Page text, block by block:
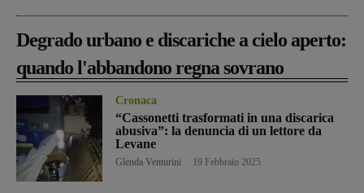
Degrado urbano e discariche a cielo aperto:
quando l'abbandono regna sovrano
Cronaca
“Cassonetti trasformati in una discarica
abusiva”: la denuncia di un lettore da
Levane
Glenda Venturini 19 Febbraio 2025